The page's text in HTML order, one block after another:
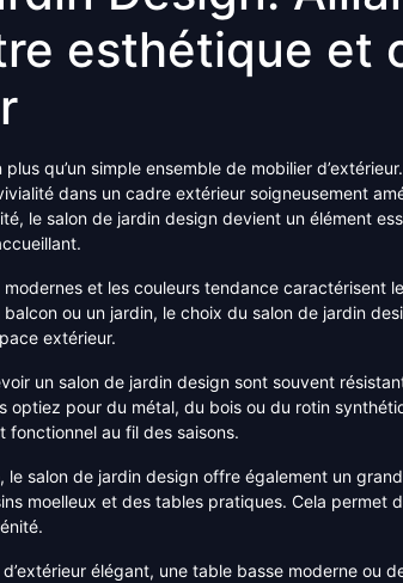
esthétique et
qu’un simple ensemble de mobilier
dans un cadre extérieur soigneusement
le salon de jardin design devient un élément
et les couleurs tendance caractérisent
ou un jardin, le choix du salon de jardin
extérieur.
un salon de jardin design sont souvent
optiez pour du métal, du bois ou du rotin
au fil des saisons.
le salon de jardin design offre également un
moelleux et des tables pratiques. Cela permet
élégant, une table basse moderne ou